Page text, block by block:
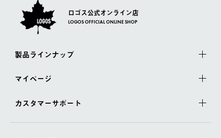
ロゴス公式オンライン店
LOGOS OFFICIAL ONLINE SHOP
製品ラインナップ
マイページ
カスタマーサポート